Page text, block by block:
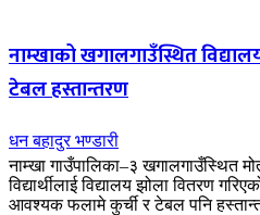
नाम्खाको खगालगाउँस्थित
टेबल हस्तान्तरण
धन बहादुर भण्डारी
नाम्खा गाउँपालिका–३ खगालगाउँस्थित
विद्यार्थीलाई विद्यालय झोला वितरण
आवश्यक फलामे कुर्ची र टेबल पनि